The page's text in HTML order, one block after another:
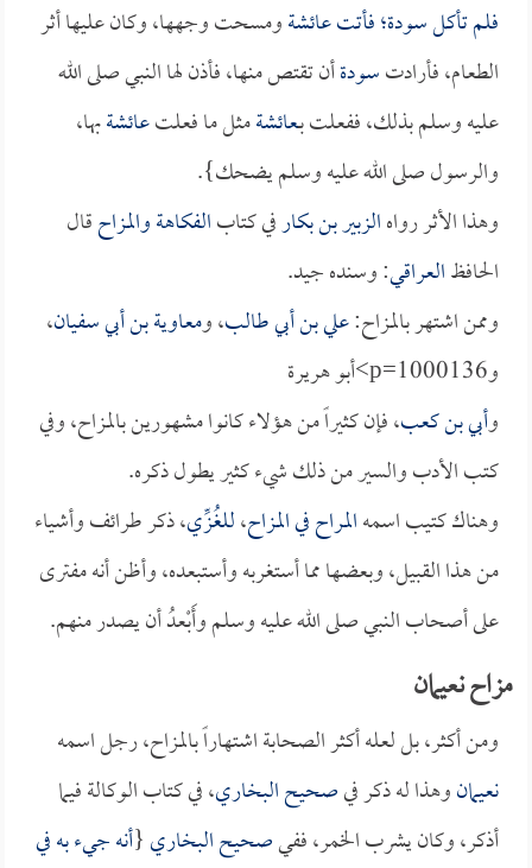
فلم تأكلسودة؛ فأتتعائشةومسحت وجهها، وكان عليها أثر
الطعام، فأرادتسودةأن تقتص منها، فأذن لها النبي صلى الله
عليه وسلم بذلك، ففعلت بـعائشةمثل ما فعلتعائشةبها،
والرسول صلى الله عليه وسلم يضحك}.
وهذا الأثر رواهالزبير بن بكارفي كتابالفكاهة والمزاحقال
الحافظالعراقي: وسنده جيد.
وممن اشتهر بالمزاح:علي بن أبي طالب، ومعاوية بن أبي سفيان،
وp=1000136>أبو هريرة
وأبي بن كعب، فإن كثيراً من هؤلاء كانوا مشهورين بالمزاح، وفي
كتب الأدب والسير من ذلك شيء كثير يطول ذكره.
وهناك كتيب اسمهالمراح في المزاح،للغُزِّي، ذكر طرائف وأشياء
من هذا القبيل، وبعضها مما أستغربه وأستبعده، وأظن أنه مفترى
على أصحاب النبي صلى الله عليه وسلم وأَبْعدُ أن يصدر منهم.
مزاح نعيمان
ومن أكثر، بل لعله أكثر الصحابة اشتهاراً بالمزاح، رجل اسمه
نعيمانوهذا له ذكر فيصحيح البخاري، في كتاب الوكالة فيما
أذكر، وكان يشرب الخمر، ففيصحيح البخاري{أنه جيء به في